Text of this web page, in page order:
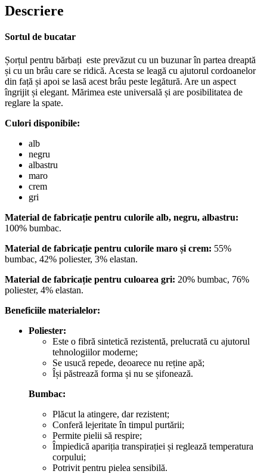
Descriere
Sortul de bucatar
Șorțul pentru bărbați este prevăzut cu un buzunar în partea dreaptă
și cu un brâu care se ridică. Acesta se leagă cu ajutorul cordoanelor
din față și apoi se lasă acest brâu peste legătură. Are un aspect
îngrijit și elegant. Mărimea este universală și are posibilitatea de
reglare la spate.
Culori disponibile:
alb
negru
albastru
maro
crem
gri
Material de fabricație pentru culorile alb, negru, albastru:
100% bumbac.
Material de fabricație pentru culorile maro și crem: 55%
bumbac, 42% poliester, 3% elastan.
Material de fabricație pentru culoarea gri: 20% bumbac, 76%
poliester, 4% elastan.
Beneficiile materialelor:
Poliester:
Este o fibră sintetică rezistentă, prelucrată cu ajutorul
tehnologiilor moderne;
Se usucă repede, deoarece nu reține apă;
Își păstrează forma și nu se șifonează.
Bumbac:
Plăcut la atingere, dar rezistent;
Conferă lejeritate în timpul purtării;
Permite pielii să respire;
Împiedică apariția transpirației și reglează temperatura
corpului;
Potrivit pentru pielea sensibilă.